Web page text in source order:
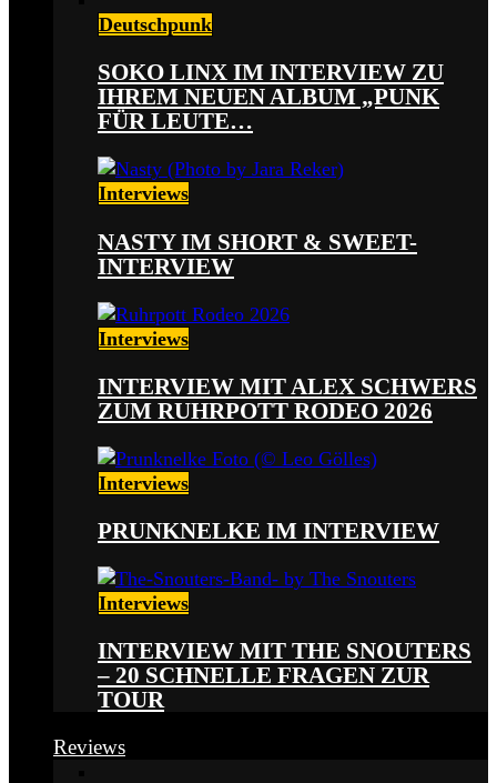
Deutschpunk
SOKO LINX IM INTERVIEW ZU
IHREM NEUEN ALBUM „PUNK
FÜR LEUTE…
Interviews
NASTY IM SHORT & SWEET-
INTERVIEW
Interviews
INTERVIEW MIT ALEX SCHWERS
ZUM RUHRPOTT RODEO 2026
Interviews
PRUNKNELKE IM INTERVIEW
Interviews
INTERVIEW MIT THE SNOUTERS
– 20 SCHNELLE FRAGEN ZUR
TOUR
Reviews